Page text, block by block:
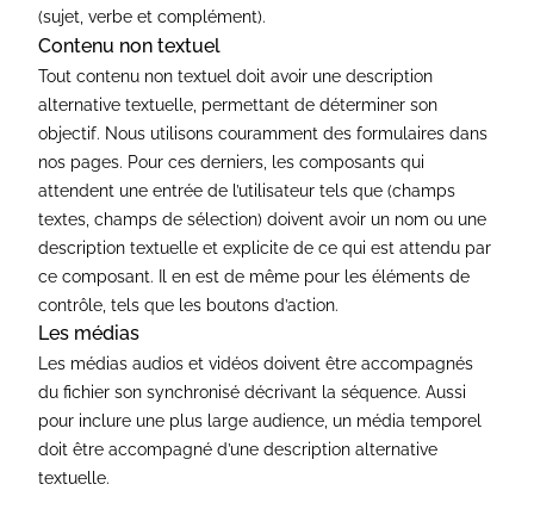
(sujet, verbe et complément).
Contenu non textuel
Tout contenu non textuel doit avoir une description
alternative textuelle, permettant de déterminer son
objectif. Nous utilisons couramment des formulaires dans
nos pages. Pour ces derniers, les composants qui
attendent une entrée de l’utilisateur tels que (champs
textes, champs de sélection) doivent avoir un nom ou une
description textuelle et explicite de ce qui est attendu par
ce composant. Il en est de même pour les éléments de
contrôle, tels que les boutons d’action.
Les médias
Les médias audios et vidéos doivent être accompagnés
du fichier son synchronisé décrivant la séquence. Aussi
pour inclure une plus large audience, un média temporel
doit être accompagné d’une description alternative
textuelle.